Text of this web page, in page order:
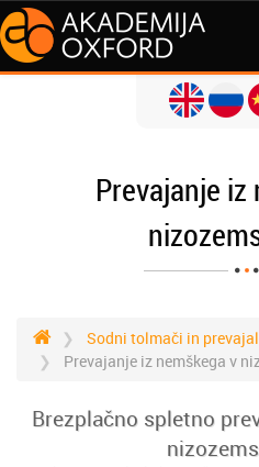
Prevajanje iz
Sodni tolmači in
Prevajanje iz nemškega v
Brezplačno spletno